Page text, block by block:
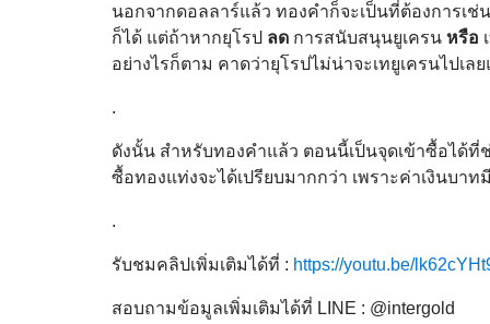
นอกจากดอลลาร์แล้ว ทองคำก็จะเป็นที่ต้องการเ
ก็ได้ แต่ถ้าหากยุโรป ลด การสนับสนุนยูเครน หรือ
อย่างไรก็ตาม คาดว่ายุโรปไม่น่าจะเทยูเครนไปเล
.
ดังนั้น สำหรับทองคำแล้ว ตอนนี้เป็นจุดเข้าซื้อได้ที่
ซื้อทองแท่งจะได้เปรียบมากกว่า เพราะค่าเงินบา
.
รับชมคลิปเพิ่มเติมได้ที่ : https://youtu.be/
สอบถามข้อมูลเพิ่มเติมได้ที่ LINE : @intergold